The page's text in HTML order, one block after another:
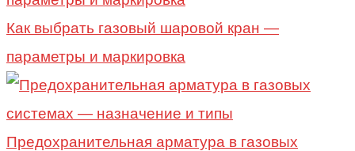
Как выбрать газовый шаровой кран —
параметры и маркировка
Предохранительная арматура в газовых